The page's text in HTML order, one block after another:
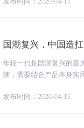
国潮复兴，中国造
年轻一代是国潮复兴的最
牌，需要结合产品本身实用价
发布时间：2020-04-15